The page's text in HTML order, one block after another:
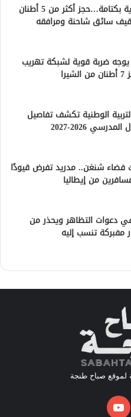
ضربة أمنية قوية بكتامة…حجز أكثر من 5 أطنان
سائق شاحنة ومرافقه
ضربة قوية لشبكة تهريب
الوطنية تكشف تفاصيل
2026-2027
فضاء شنغن.. مدريد تفرض قيودًا
من إيطاليا
212 ينفي دعوات التظاهر ويحذر من
تنسب إليه
صباح طنجة
يوتيوب